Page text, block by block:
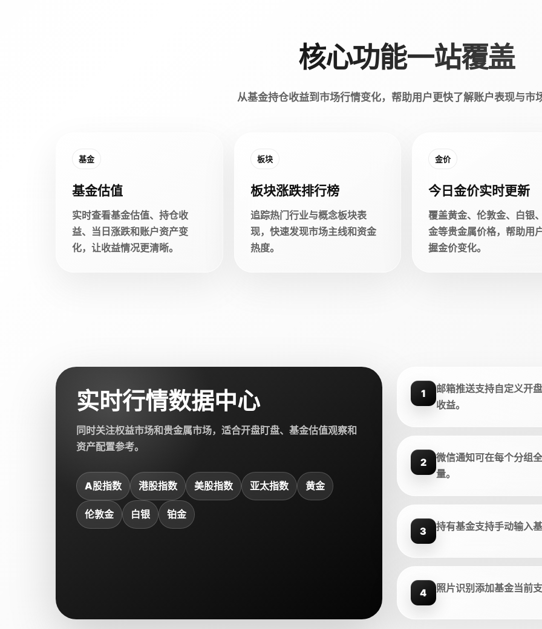
核心功能一站覆盖
从基金持仓收益到市场行情变化，帮助用户更快了解账户表现与市
基金
基金估值
实时查看基金估值、持仓收
益、当日涨跌和账户资产变
化，让收益情况更清晰。
板块
板块涨跌排行榜
追踪热门行业与概念板块表
现，快速发现市场主线和资金
热度。
金价
今日金价实时更新
覆盖黄金、伦敦金、白银
金等贵金属价格，帮助用
握金价变化。
实时行情数据中心
同时关注权益市场和贵金属市场，适合开盘盯盘、基金估值观察和
资产配置参考。
A股指数 港股指数 美股指数 亚太指数 黄金
伦敦金 白银 铂金
1
邮箱推送支持自定义开
收益。
2
微信通知可在每个分组
量。
3 持有基金支持手动输入
4 照片识别添加基金当前